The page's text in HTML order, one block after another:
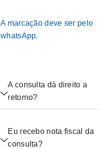
A marcação deve ser pelo
whatsApp.
A consulta dá direito a
retorno?
Eu recebo nota fiscal da
consulta?